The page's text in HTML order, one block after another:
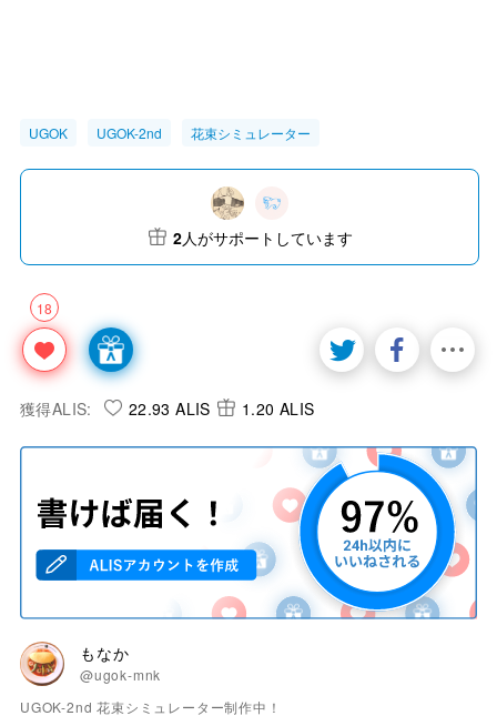
UGOK UGOK-2nd 花束シミュレーター
18
2人がサポートしています
獲得ALIS: 22.93 ALIS 1.20 ALIS
もなか
@ugok-mnk
UGOK-2nd 花束シミュレーター制作中！